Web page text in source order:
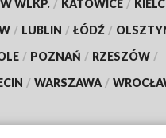
WLKP. / KATOWICE /
/ LUBLIN / ŁÓDŹ /
/ POZNAŃ / RZESZÓW /
/ WARSZAWA /